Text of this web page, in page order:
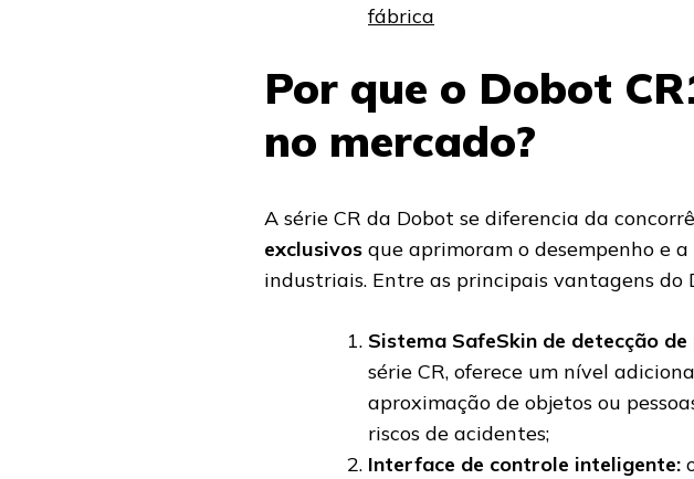
fábrica
Por que o Dobot
no mercado?
A série CR da Dobot se diferencia da
exclusivos que aprimoram o desempenho e
industriais. Entre as principais vantagens do
Sistema SafeSkin de detecção
série CR, oferece um nível
aproximação de objetos ou
riscos de acidentes;
Interface de controle inteligente: